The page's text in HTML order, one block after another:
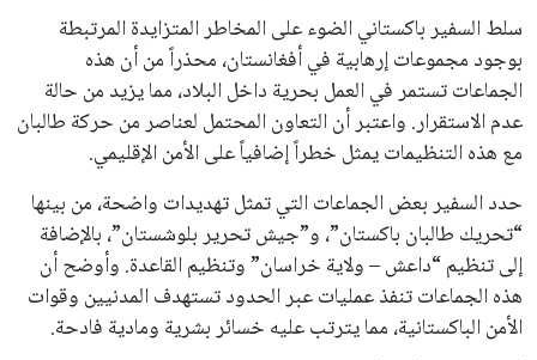
سلط السفير باكستاني الضوء على المخاطر المتزايدة المرتبطة
بوجود مجموعات إرهابية في أفغانستان، محذراً من أن هذه
الجماعات تستمر في العمل بحرية داخل البلاد، مما يزيد من حالة
عدم الاستقرار. واعتبر أن التعاون المحتمل لعناصر من حركة طالبان
مع هذه التنظيمات يمثل خطراً إضافياً على الأمن الإقليمي.
حدد السفير بعض الجماعات التي تمثل تهديدات واضحة، من بينها
“تحريك طالبان باكستان”، و”جيش تحرير بلوشستان”، بالإضافة
إلى تنظيم “داعش – ولاية خراسان” وتنظيم القاعدة. وأوضح أن
هذه الجماعات تنفذ عمليات عبر الحدود تستهدف المدنيين وقوات
الأمن الباكستانية، مما يترتب عليه خسائر بشرية ومادية فادحة.